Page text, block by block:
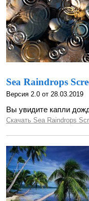
Sea Raindrops
Версия 2.0 от 28.03.2019
Вы увидите капли
Скачать Sea Raindrops